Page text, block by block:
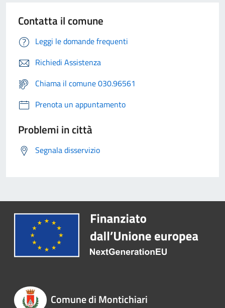
Contatta il comune
Leggi le domande frequenti
Richiedi Assistenza
Chiama il comune 030.96561
Prenota un appuntamento
Problemi in città
Segnala disservizio
Comune di Montichiari